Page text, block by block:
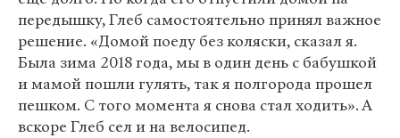
передышку, Глеб самостоятельно принял важное
решение. «Домой поеду без коляски, сказал я.
Была зима 2018 года, мы в один день с бабушкой
и мамой пошли гулять, так я полгорода прошел
пешком. С того момента я снова стал ходить». А
вскоре Глеб сел и на велосипед.